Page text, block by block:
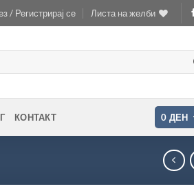
/ Регистрирај се Листа на желби
КОНТАКТ 0 ДЕН